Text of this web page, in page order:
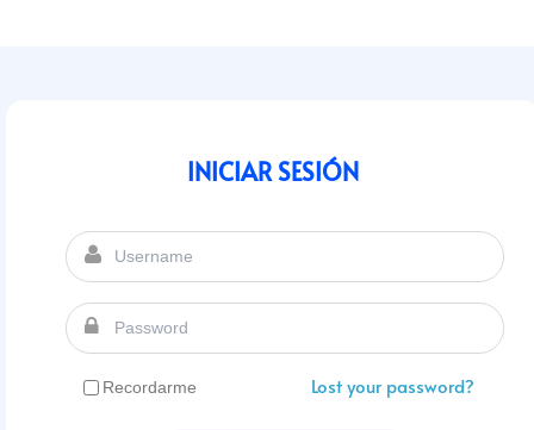
INICIAR SESIÓN
Recordarme Lost your password?